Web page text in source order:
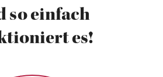
so einfach
es!